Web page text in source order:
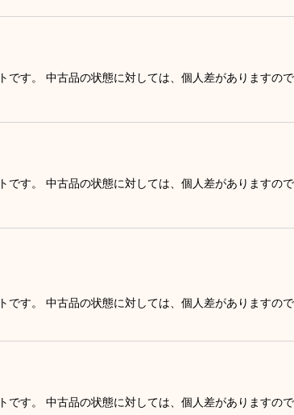
す。 中古品の状態に対しては、個人差があります
す。 中古品の状態に対しては、個人差があります
す。 中古品の状態に対しては、個人差があります
す。 中古品の状態に対しては、個人差があります